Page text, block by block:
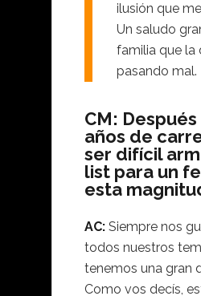
ilusión que
Un saludo
familia que la
pasando mal.
CM:
años de
ser difícil
list para un
esta
AC: Siempre nos
todos nuestros
tenemos una gran
Como vos decís,